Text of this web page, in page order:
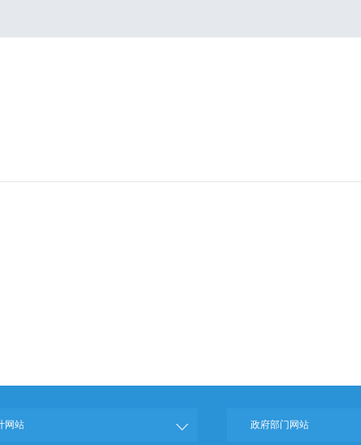
网站 政府部门网站